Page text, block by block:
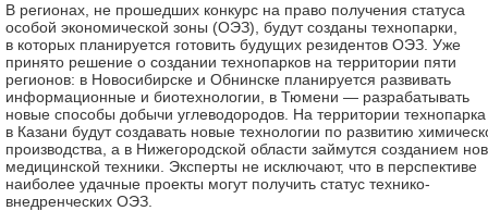
В регионах, не прошедших конкурс на право получения статуса
особой экономической зоны (ОЭЗ), будут созданы технопарки,
в которых планируется готовить будущих резидентов ОЭЗ. Уже
принято решение о создании технопарков на территории пяти
регионов: в Новосибирске и Обнинске планируется развивать
информационные и биотехнологии, в Тюмени — разрабатывать
новые способы добычи углеводородов. На территории технопарка
в Казани будут создавать новые технологии по развитию
производства, а в Нижегородской области займутся созданием
медицинской техники. Эксперты не исключают, что в перспективе
наиболее удачные проекты могут получить статус технико-
внедренческих ОЭЗ.